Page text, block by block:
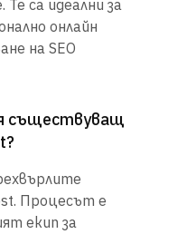
Те са идеални за
онлайн
на SEO
съществуващ
Процесът е
екип за